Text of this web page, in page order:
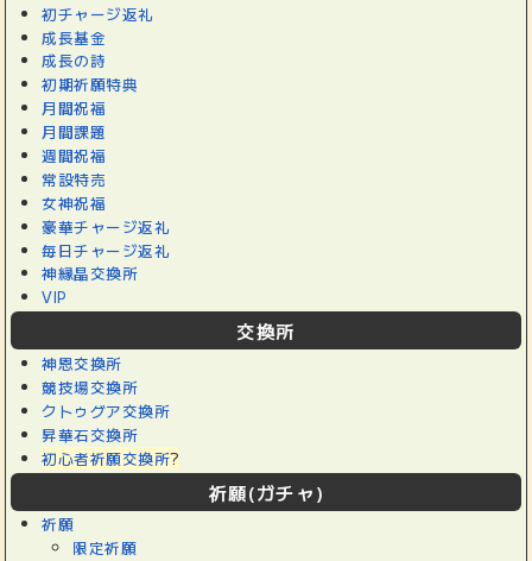
初チャージ返礼
成長基金
成長の詩
初期祈願特典
月間祝福
月間課題
週間祝福
常設特売
女神祝福
豪華チャージ返礼
毎日チャージ返礼
神縁晶交換所
VIP
交換所
神恩交換所
競技場交換所
クトゥグア交換所
昇華石交換所
初心者祈願交換所?
祈願(ガチャ)
祈願
限定祈願